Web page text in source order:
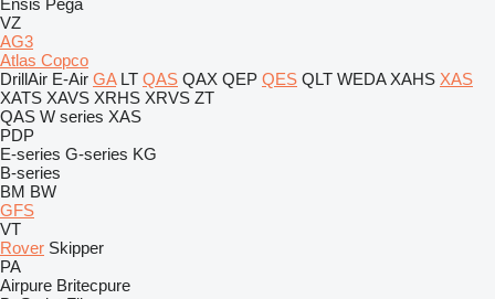
Ensis Pega
VZ
AG3
Atlas Copco
DrillAir E-Air GA LT QAS QAX QEP QES QLT WEDA XAHS XAS
XATS XAVS XRHS XRVS ZT
QAS W series XAS
PDP
E-series G-series KG
B-series
BM BW
GFS
VT
Rover Skipper
PA
Airpure Britecpure